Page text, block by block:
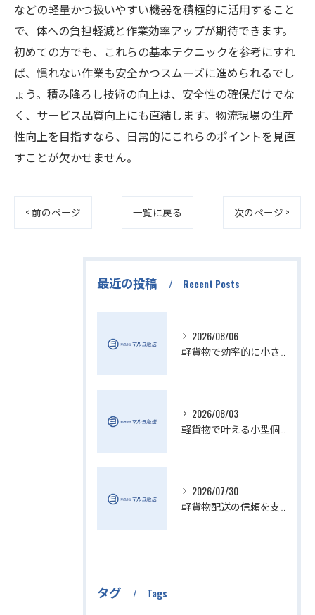
などの軽量かつ扱いやすい機器を積極的に活用すること
で、体への負担軽減と作業効率アップが期待できます。
初めての方でも、これらの基本テクニックを参考にすれ
ば、慣れない作業も安全かつスムーズに進められるでし
ょう。積み降ろし技術の向上は、安全性の確保だけでな
く、サービス品質向上にも直結します。物流現場の生産
性向上を目指すなら、日常的にこれらのポイントを見直
すことが欠かせません。
< 前のページ 一覧に戻る 次のページ >
最近の投稿 Recent Posts
2026/08/06
2026/08/03
2026/07/30
タグ Tags